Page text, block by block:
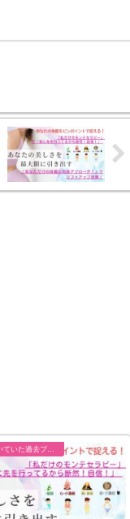
ocnでオープンから書いていた過去ブログ